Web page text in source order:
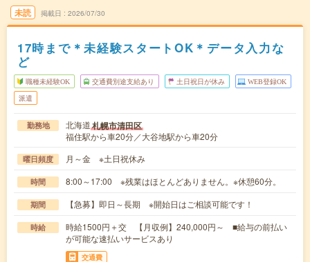
未読 掲載日 2026/07/30
17時まで＊未経験スタートOK＊データ入力な
ど
職種未経験OK 交通費別途支給あり 土日祝日が休み WEB登録OK
派遣
勤務地 北海道札幌市清田区
福住駅から車20分／大谷地駅から車20分
曜日頻度 月～金 ※土日祝休み
時間 8:00～17:00 ※残業はほとんどありません。※休憩60分。
期間 【急募】即日～長期 ※開始日はご相談可能です！
時給
時給1500円＋交 【月収例】240,000円～ ■給与の前払い
が可能な速払いサービスあり
交通費